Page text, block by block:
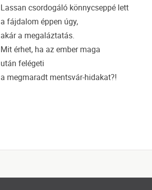
Lassan csordogáló könnycseppé lett
a fájdalom éppen úgy,
akár a megaláztatás.
Mit érhet, ha az ember maga
után felégeti
a megmaradt mentsvár-hidakat?!